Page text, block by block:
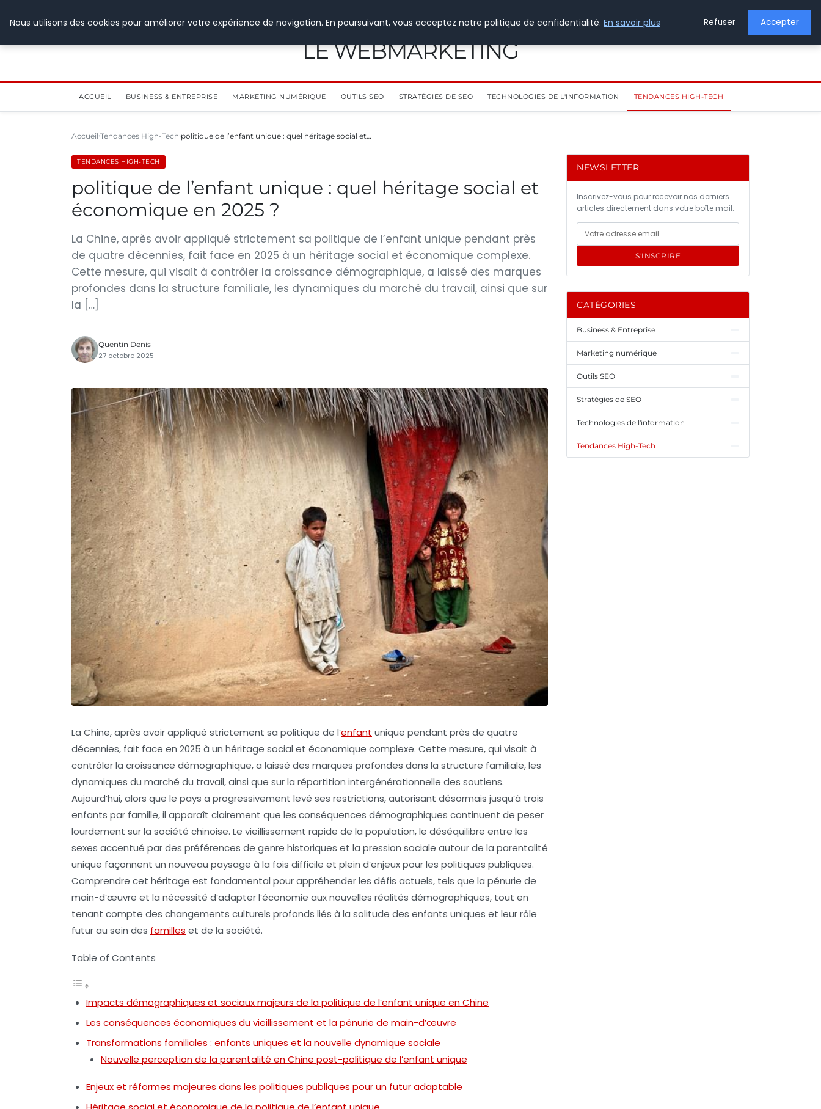
LE WEBMARKETING
ACCUEIL BUSINESS & ENTREPRISE MARKETING NUMÉRIQUE OUTILS SEO STRATÉGIES DE SEO TECHNOLOGIES DE L'INFORMATION TENDANCES HIGH-TECH
Accueil Tendances High-Tech politique de l’enfant unique : quel héritage social et…
TENDANCES HIGH-TECH
politique de l’enfant unique : quel héritage social et
économique en 2025 ?
La Chine, après avoir appliqué strictement sa politique de l’enfant unique pendant près
de quatre décennies, fait face en 2025 à un héritage social et économique complexe.
Cette mesure, qui visait à contrôler la croissance démographique, a laissé des marques
profondes dans la structure familiale, les dynamiques du marché du travail, ainsi que sur
la […]
Quentin Denis
27 octobre 2025
La Chine, après avoir appliqué strictement sa politique de l’enfant unique pendant près de quatre
décennies, fait face en 2025 à un héritage social et économique complexe. Cette mesure, qui visait à
contrôler la croissance démographique, a laissé des marques profondes dans la structure familiale, les
dynamiques du marché du travail, ainsi que sur la répartition intergénérationnelle des soutiens.
Aujourd’hui, alors que le pays a progressivement levé ses restrictions, autorisant désormais jusqu’à trois
enfants par famille, il apparaît clairement que les conséquences démographiques continuent de peser
lourdement sur la société chinoise. Le vieillissement rapide de la population, le déséquilibre entre les
sexes accentué par des préférences de genre historiques et la pression sociale autour de la parentalité
unique façonnent un nouveau paysage à la fois difficile et plein d’enjeux pour les politiques publiques.
Comprendre cet héritage est fondamental pour appréhender les défis actuels, tels que la pénurie de
main-d’œuvre et la nécessité d’adapter l’économie aux nouvelles réalités démographiques, tout en
tenant compte des changements culturels profonds liés à la solitude des enfants uniques et leur rôle
futur au sein des familles et de la société.
Table of Contents
Impacts démographiques et sociaux majeurs de la politique de l’enfant unique en Chine
Les conséquences économiques du vieillissement et la pénurie de main-d’œuvre
Transformations familiales : enfants uniques et la nouvelle dynamique sociale
Nouvelle perception de la parentalité en Chine post-politique de l’enfant unique
Enjeux et réformes majeures dans les politiques publiques pour un futur adaptable
NEWSLETTER
Inscrivez-vous pour recevoir nos derniers
articles directement dans votre boîte mail.
S'INSCRIRE
CATÉGORIES
Business & Entreprise
Marketing numérique
Outils SEO
Stratégies de SEO
Technologies de l'information
Tendances High-Tech
Nous utilisons des cookies pour améliorer votre expérience de navigation. En poursuivant, vous acceptez notre politique de confidentialité. En savoir plus Refuser Accepter